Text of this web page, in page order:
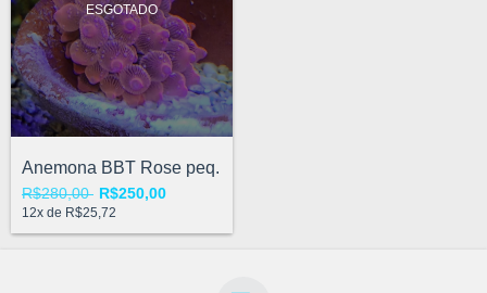
ESGOTADO
Anemona BBT Rose peq.
R$280,00 R$250,00
12x de R$25,72